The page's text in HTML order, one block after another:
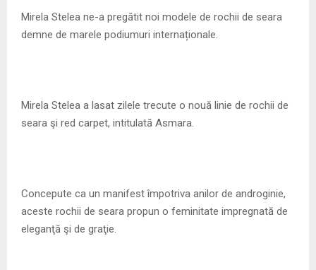
E
U
Mirela Stelea ne-a pregătit noi modele de rochii de seara
demne de marele podiumuri internaționale.
Mirela Stelea a lasat zilele trecute o nouă linie de rochii de
seara şi red carpet, intitulată Asmara.
Concepute ca un manifest împotriva anilor de androginie,
aceste rochii de seara propun o feminitate impregnată de
eleganţă şi de graţie.